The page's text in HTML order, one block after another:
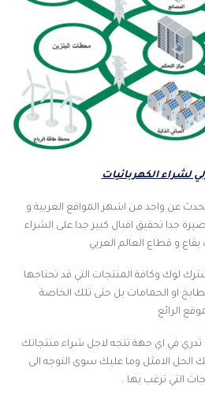
لشراء الكهربائيات
عن واحد من اشهر المواقع العربية و
جدا تحقيق اقبال كبير جدا على الشراء
و قطاع العالم العربي
لوك وكافة المنتجات التي قد تحتاجها
او الحمامات بل حتى تلك الخاصة
الرائع
تدري في اي جهة تتجه لاجل شراء منتجاتك
الحل الامثل وما عليك سوى التوجه الى
التي ترغب بها .